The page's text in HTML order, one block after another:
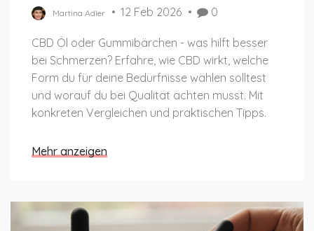
Martina Adler 12 Feb 2026 0
CBD Öl oder Gummibärchen - was hilft besser
bei Schmerzen? Erfahre, wie CBD wirkt, welche
Form du für deine Bedürfnisse wählen solltest
und worauf du bei Qualität achten musst. Mit
konkreten Vergleichen und praktischen Tipps.
Mehr anzeigen